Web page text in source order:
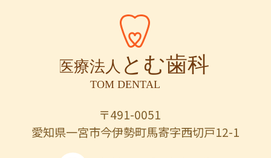
〒491-0051
愛知県一宮市今伊勢町馬寄字西切戸12-1